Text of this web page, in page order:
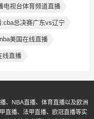
电视台体育频道直播
:cba总决赛广东vs辽宁
nba美国在线直播
线直播
、NBA直播、体育直播以及欧洲
直播、法甲直播、欧冠直播等实